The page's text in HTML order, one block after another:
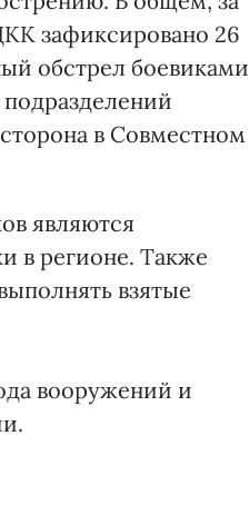
зафиксировано 26
обстрел боевиками
в Совместном
являются
в регионе. Также
взятые
вооружений и